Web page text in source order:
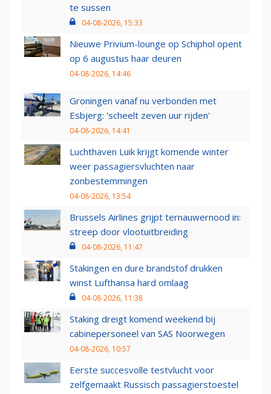
te sussen
04-08-2026, 15:33
Nieuwe Privium-lounge op Schiphol opent
op 6 augustus haar deuren
04-08-2026, 14:46
Groningen vanaf nu verbonden met
Esbjerg: 'scheelt zeven uur rijden'
04-08-2026, 14:41
Luchthaven Luik krijgt komende winter
weer passagiersvluchten naar
zonbestemmingen
04-08-2026, 13:54
Brussels Airlines grijpt ternauwernood in:
streep door vlootuitbreiding
04-08-2026, 11:47
Stakingen en dure brandstof drukken
winst Lufthansa hard omlaag
04-08-2026, 11:38
Staking dreigt komend weekend bij
cabinepersoneel van SAS Noorwegen
04-08-2026, 10:57
Eerste succesvolle testvlucht voor
zelfgemaakt Russisch passagierstoestel